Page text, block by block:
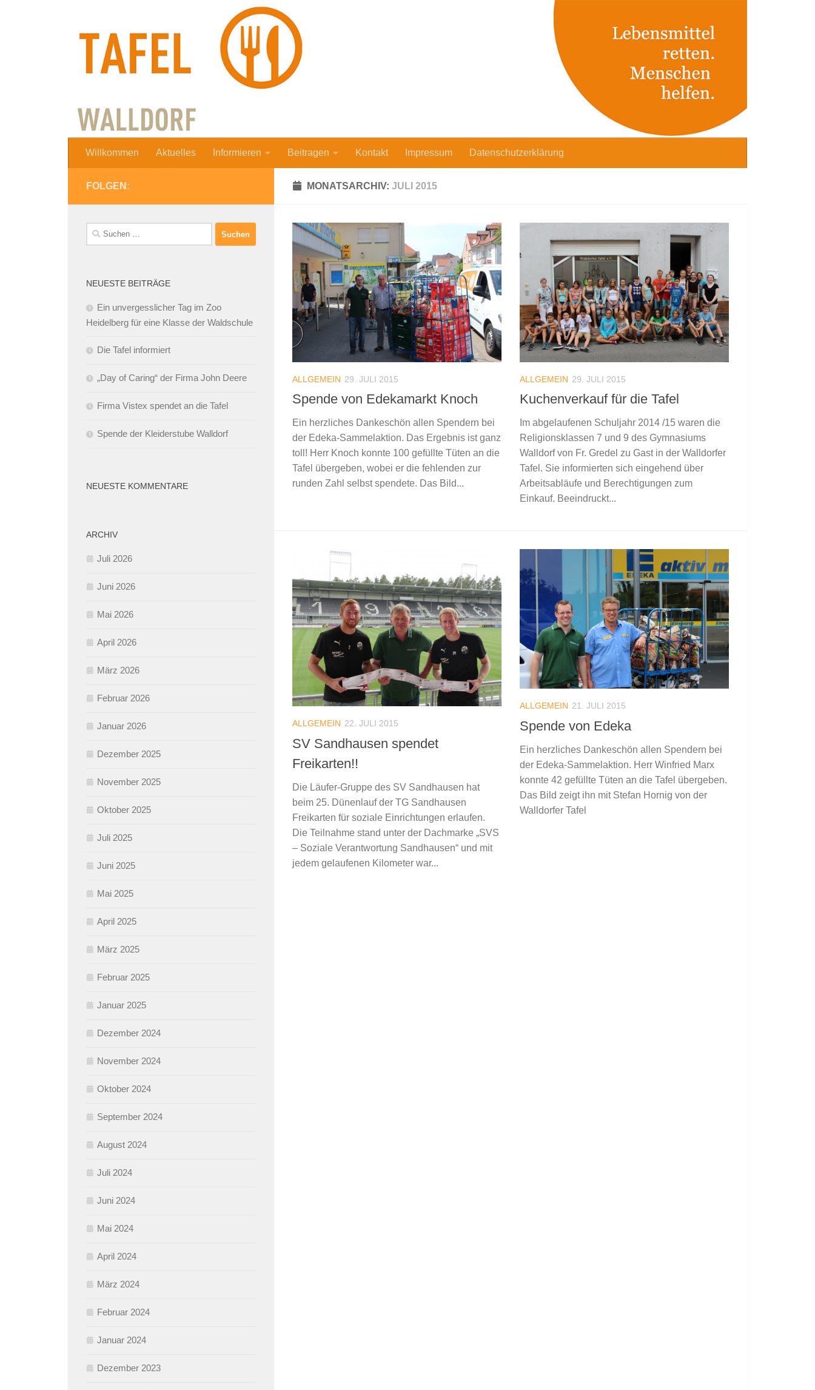
Willkommen Aktuelles Informieren Beitragen Kontakt Impressum Datenschutzerklärung
MONATSARCHIV: JULI 2015
ALLGEMEIN 29. JULI 2015
Spende von Edekamarkt Knoch
Ein herzliches Dankeschön allen Spendern bei
der Edeka-Sammelaktion. Das Ergebnis ist ganz
toll! Herr Knoch konnte 100 gefüllte Tüten an die
Tafel übergeben, wobei er die fehlenden zur
runden Zahl selbst spendete. Das Bild...
ALLGEMEIN 29. JULI 2015
Kuchenverkauf für die Tafel
Im abgelaufenen Schuljahr 2014 /15 waren die
Religionsklassen 7 und 9 des Gymnasiums
Walldorf von Fr. Gredel zu Gast in der Walldorfer
Tafel. Sie informierten sich eingehend über
Arbeitsabläufe und Berechtigungen zum
Einkauf. Beeindruckt...
ALLGEMEIN 22. JULI 2015
SV Sandhausen spendet
Freikarten!!
Die Läufer-Gruppe des SV Sandhausen hat
beim 25. Dünenlauf der TG Sandhausen
Freikarten für soziale Einrichtungen erlaufen.
Die Teilnahme stand unter der Dachmarke „SVS
– Soziale Verantwortung Sandhausen“ und mit
jedem gelaufenen Kilometer war...
ALLGEMEIN 21. JULI 2015
Spende von Edeka
Ein herzliches Dankeschön allen Spendern bei
der Edeka-Sammelaktion. Herr Winfried Marx
konnte 42 gefüllte Tüten an die Tafel übergeben.
Das Bild zeigt ihn mit Stefan Hornig von der
Walldorfer Tafel
FOLGEN:
Suchen
nach:
NEUESTE BEITRÄGE
Ein unvergesslicher Tag im Zoo
Heidelberg für eine Klasse der Waldschule
Die Tafel informiert
„Day of Caring“ der Firma John Deere
Firma Vistex spendet an die Tafel
Spende der Kleiderstube Walldorf
NEUESTE KOMMENTARE
ARCHIV
Juli 2026
Juni 2026
Mai 2026
April 2026
März 2026
Februar 2026
Januar 2026
Dezember 2025
November 2025
Oktober 2025
Juli 2025
Juni 2025
Mai 2025
April 2025
März 2025
Februar 2025
Januar 2025
Dezember 2024
November 2024
Oktober 2024
September 2024
August 2024
Juli 2024
Juni 2024
Mai 2024
April 2024
März 2024
Februar 2024
Januar 2024
Dezember 2023